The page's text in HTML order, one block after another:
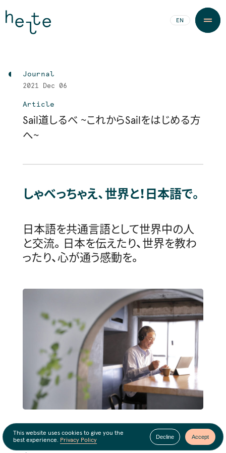
EN
Journal
2021 Dec 06
Article
Sail道しるべ ～これからSailをはじめる方
へ～
しゃべっちゃえ、世界と！日本語で。
日本語を共通言語として世界中の人
と交流。日本を伝えたり、世界を教わ
ったり、心が通う感動を。
Sailアプリのご利用はこちらか
This website uses cookies to give you the
best experience. Privacy Policy
Decline Accept